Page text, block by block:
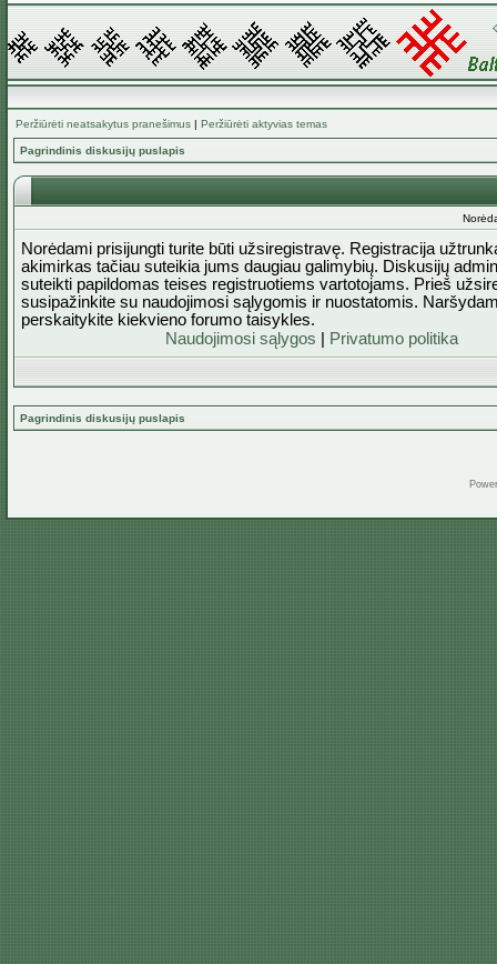
Peržiūrėti neatsakytus pranešimus | Peržiūrėti aktyvias temas
Pagrindinis diskusijų puslapis
Norėdami prisijungti turite būti užsiregistravę. Registracija
akimirkas tačiau suteikia jums daugiau galimybių. Diskusijų
suteikti papildomas teises registruotiems vartotojams. Prieš
susipažinkite su naudojimosi sąlygomis ir nuostatomis.
perskaitykite kiekvieno forumo taisykles.
Naudojimosi sąlygos
Privatumo politika
Pagrindinis diskusijų puslapis